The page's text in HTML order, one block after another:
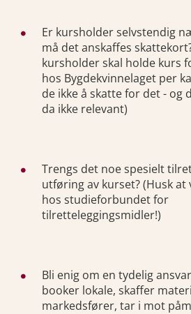
Er kursholder selvstendig
må det anskaffes
kursholder skal holde kurs
hos Bygdekvinnelaget per
de ikke å skatte for det - og
da ikke relevant)
Trengs det noe spesielt
utføring av kurset? (Husk at
hos studieforbundet for
tilretteleggingsmidler!)
Bli enig om en tydelig
booker lokale, skaffer
markedsfører, tar i mot